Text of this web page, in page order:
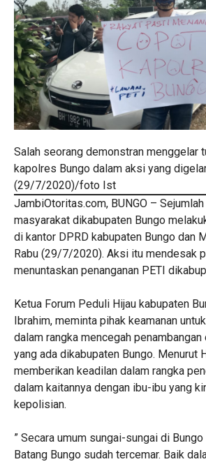
Salah seorang demonstran menggelar
kapolres Bungo dalam aksi yang
(29/7/2020)/foto Ist
JambiOtoritas.com, BUNGO –
masyarakat dikabupaten Bungo
di kantor DPRD kabupaten Bungo dan
Rabu (29/7/2020). Aksi itu mendesak
menuntaskan penanganan PETI
Ketua Forum Peduli Hijau kabupaten
Ibrahim, meminta pihak keamanan
dalam rangka mencegah
yang ada dikabupaten Bungo. Menurut
memberikan keadilan dalam rangka
dalam kaitannya dengan ibu-ibu yang
kepolisian.
” Secara umum sungai-sungai di
Batang Bungo sudah tercemar. Baik